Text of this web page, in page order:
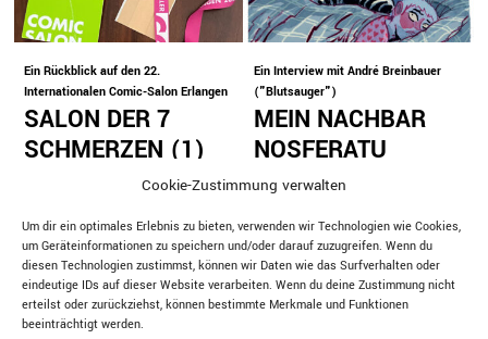
Cookie-Zustimmung verwalten
Um dir ein optimales Erlebnis zu bieten, verwenden wir Technologien wie Cookies,
um Geräteinformationen zu speichern und/oder darauf zuzugreifen. Wenn du
diesen Technologien zustimmst, können wir Daten wie das Surfverhalten oder
eindeutige IDs auf dieser Website verarbeiten. Wenn du deine Zustimmung nicht
erteilst oder zurückziehst, können bestimmte Merkmale und Funktionen
beeinträchtigt werden.
Ein Rückblick auf den 22.
Internationalen Comic-Salon Erlangen
SALON DER 7
SCHMERZEN (1)
Ein Interview mit André Breinbauer
("Blutsauger")
MEIN NACHBAR
NOSFERATU
Interview